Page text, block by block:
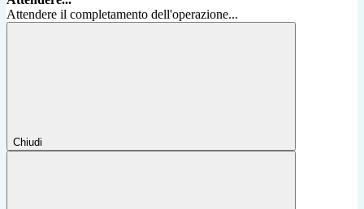
Attendere il completamento dell'operazione...
Chiudi